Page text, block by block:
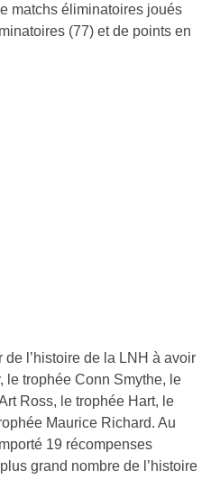
matchs éliminatoires joués
(77) et de points en
l’histoire de la LNH à avoir
le trophée Conn Smythe, le
Ross, le trophée Hart, le
Maurice Richard. Au
19 récompenses
grand nombre de l’histoire